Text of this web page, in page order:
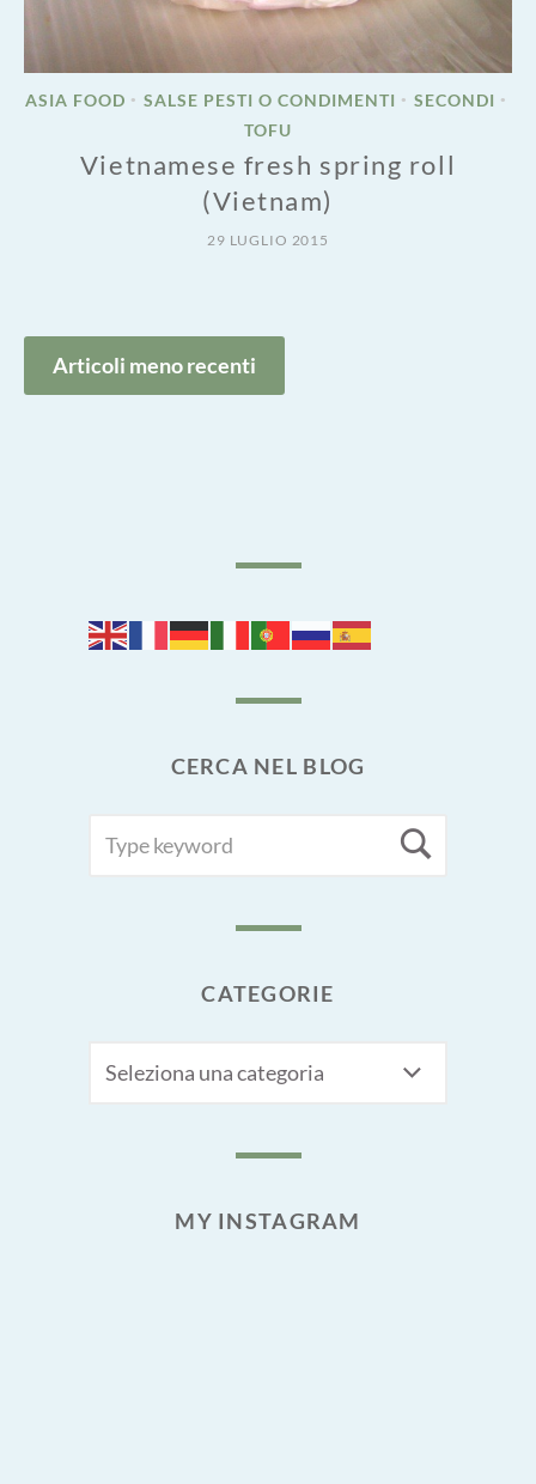
ASIA FOOD • SALSE PESTI O CONDIMENTI • SECONDI •
TOFU
Vietnamese fresh spring roll
(Vietnam)
29 LUGLIO 2015
Navigazione
articoli
Articoli meno recenti
CERCA NEL BLOG
FOR:
CATEGORIE
MY INSTAGRAM